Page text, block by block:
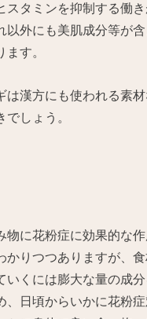
スタミンを抑制する働
以外にも美肌成分等が
す。
は漢方にも使われる素
しょう。
物に花粉症に効果的な
かりつつありますが、
いくには膨大な量の成
、日頃からいかに花粉症